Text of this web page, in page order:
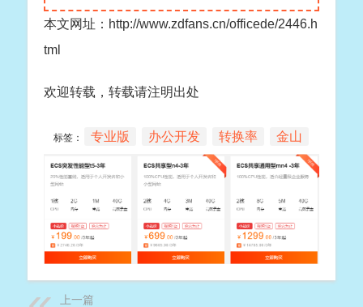
本文网址：http://www.zdfans.cn/officede/2446.h
tml
欢迎转载，转载请注明出处
标签： 专业版 办公开发 转换率 金山
上一篇